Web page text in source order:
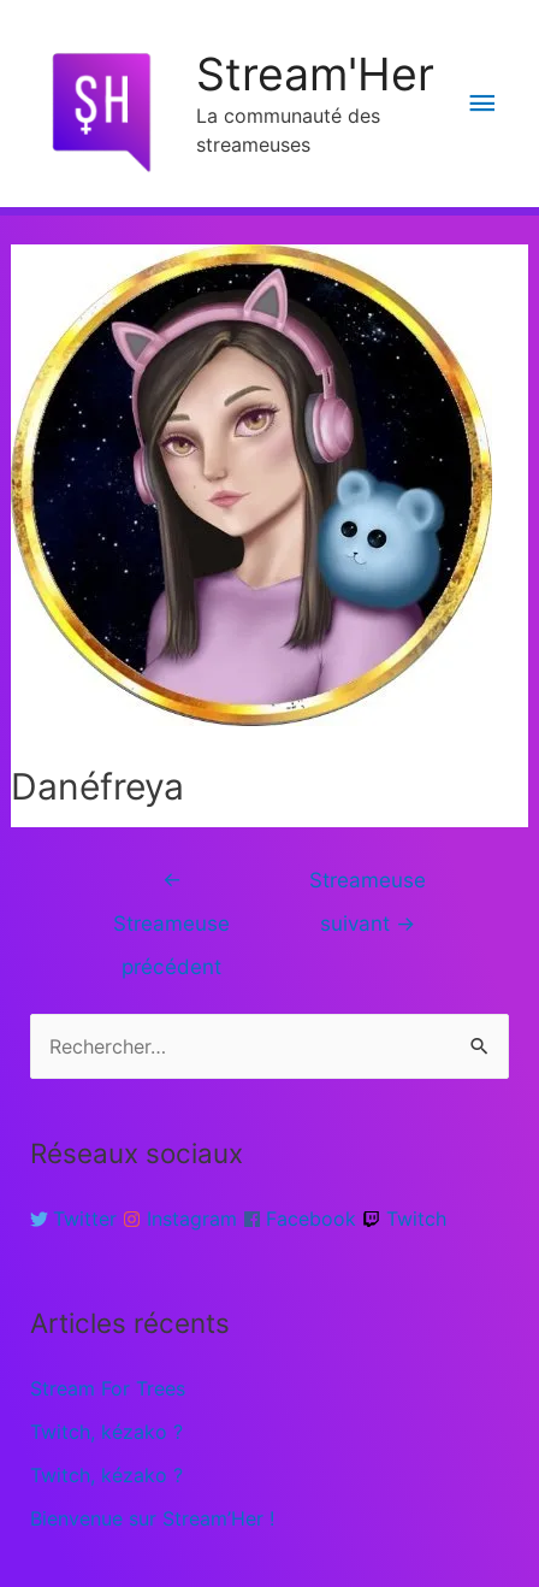
Stream'Her
La communauté des
streameuses
Danéfreya
←
Streameuse
précédent
Streameuse
suivant →
Réseaux sociaux
Twitter Instagram Facebook Twitch
Articles récents
Stream For Trees
Twitch, kézako ?
Twitch, kézako ?
Bienvenue sur Stream’Her !